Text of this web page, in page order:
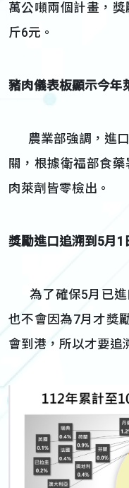
萬公噸兩個計畫，
斤6元。
豬肉儀表板顯示今年
農業部強調，進口
關，根據衛福部食
肉萊劑皆零檢出。
獎勵進口追溯到5月 1
為了確保5月已進
也不會因為7月才獎
會到港，所以才要追